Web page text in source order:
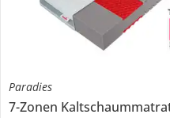
Paradies
7-Zonen